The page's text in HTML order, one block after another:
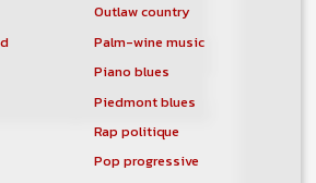
Outlaw country
Palm-wine music
Piano blues
Piedmont blues
Rap politique
Pop progressive